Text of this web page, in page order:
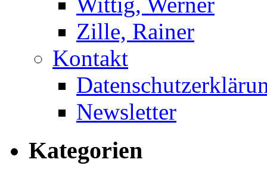
Zille, Rainer
Kontakt
Newsletter
Kategorien